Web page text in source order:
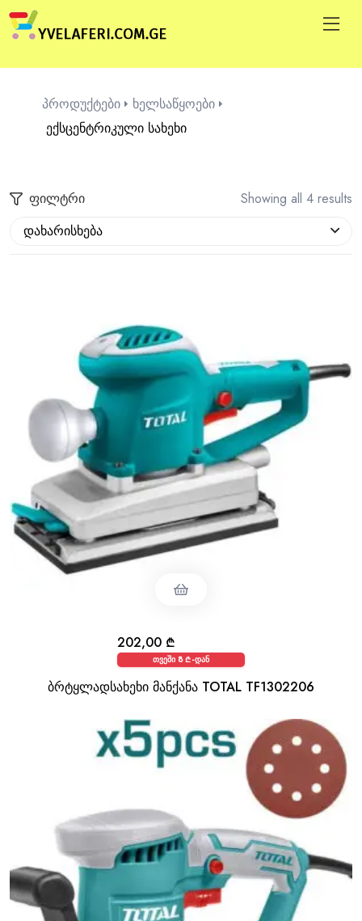
პროდუქტები
ხელსაწყოები
ექსცენტრიკული სახეხი
ფილტრი
Showing all 4 results
დახარისხება
ბრტყლადსახეხი მანქანა TOTAL TF1302206
202,00 ₾
თვეში 8 ₾-დან